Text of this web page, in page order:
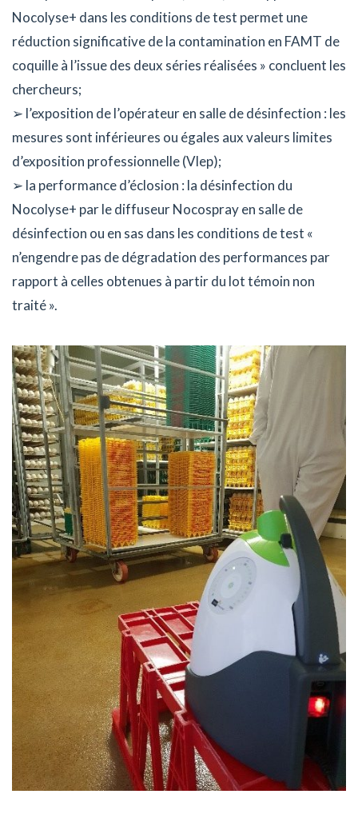
Nocolyse+ dans les conditions de test permet une
réduction significative de la contamination en FAMT de
coquille à l’issue des deux séries réalisées » concluent les
chercheurs;
➢ l’exposition de l’opérateur en salle de désinfection : les
mesures sont inférieures ou égales aux valeurs limites
d’exposition professionnelle (Vlep);
➢ la performance d’éclosion : la désinfection du
Nocolyse+ par le diffuseur Nocospray en salle de
désinfection ou en sas dans les conditions de test «
n’engendre pas de dégradation des performances par
rapport à celles obtenues à partir du lot témoin non
traité ».